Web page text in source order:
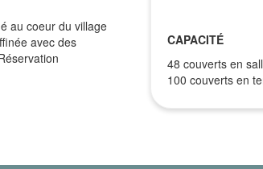
au coeur du village
avec des
CAPACITÉ
48 couverts en
100 couverts en